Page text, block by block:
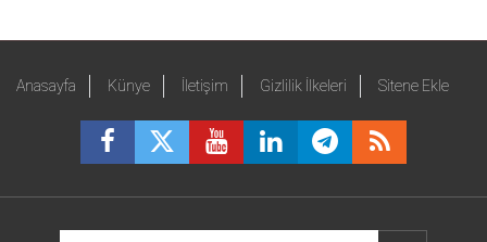
Anasayfa Künye İletişim Gizlilik İlkeleri Sitene Ekle